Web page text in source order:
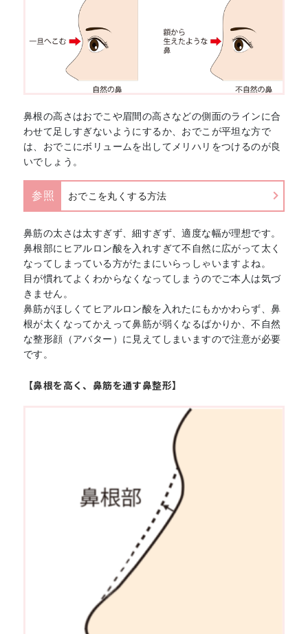
鼻根の高さはおでこや眉間の高さなどの側面のラインに合
わせて足しすぎないようにするか、おでこが平坦な方で
は、おでこにボリュームを出してメリハリをつけるのが良
いでしょう。
参照 おでこを丸くする方法
鼻筋の太さは太すぎず、細すぎず、適度な幅が理想です。
鼻根部にヒアルロン酸を入れすぎて不自然に広がって太く
なってしまっている方がたまにいらっしゃいますよね。
目が慣れてよくわからなくなってしまうのでご本人は気づ
きません。
鼻筋がほしくてヒアルロン酸を入れたにもかかわらず、鼻
根が太くなってかえって鼻筋が弱くなるばかりか、不自然
な整形顔（アバター）に見えてしまいますので注意が必要
です。
【鼻根を高く、鼻筋を通す鼻整形】